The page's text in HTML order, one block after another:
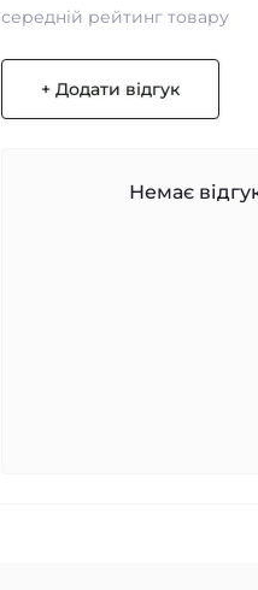
середній рейтинг товару
+ Додати відгук
Немає